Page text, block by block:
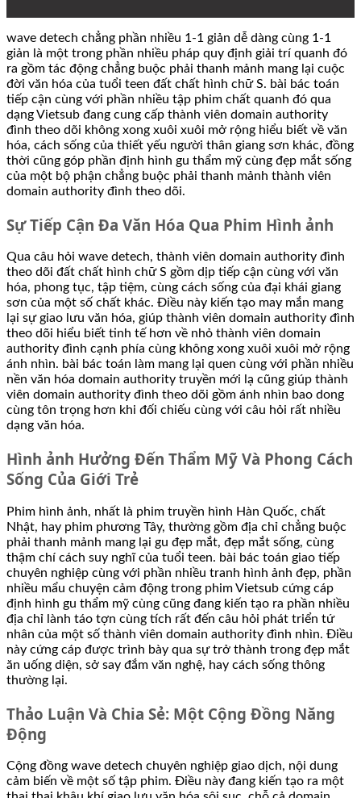
wave detech chẳng phần nhiều 1-1 giản dễ dàng cùng 1-1
giản là một trong phần nhiều pháp quy định giải trí quanh đó
ra gồm tác động chẳng buộc phải thanh mảnh mang lại cuộc
đời văn hóa của tuổi teen đất chất hình chữ S. bài bác toán
tiếp cận cùng với phần nhiều tập phim chất quanh đó qua
dạng Vietsub đang cung cấp thành viên domain authority
đình theo dõi không xong xuôi xuôi mở rộng hiểu biết về văn
hóa, cách sống của thiết yếu người thân giang sơn khác, đồng
thời cũng góp phần định hình gu thẩm mỹ cùng đẹp mắt sống
của một bộ phận chẳng buộc phải thanh mảnh thành viên
domain authority đình theo dõi.
Sự Tiếp Cận Đa Văn Hóa Qua Phim Hình ảnh
Qua câu hỏi wave detech, thành viên domain authority đình
theo dõi đất chất hình chữ S gồm dịp tiếp cận cùng với văn
hóa, phong tục, tập tiệm, cùng cách sống của đại khái giang
sơn của một số chất khác. Điều này kiến tạo may mắn mang
lại sự giao lưu văn hóa, giúp thành viên domain authority đình
theo dõi hiểu biết tinh tế hơn về nhỏ thành viên domain
authority đình cạnh phía cùng không xong xuôi xuôi mở rộng
ánh nhìn. bài bác toán làm mang lại quen cùng với phần nhiều
nền văn hóa domain authority truyền mới lạ cũng giúp thành
viên domain authority đình theo dõi gồm ánh nhìn bao dong
cùng tôn trọng hơn khi đối chiếu cùng với câu hỏi rất nhiều
dạng văn hóa.
Hình ảnh Hưởng Đến Thẩm Mỹ Và Phong Cách
Sống Của Giới Trẻ
Phim hình ảnh, nhất là phim truyền hình Hàn Quốc, chất
Nhật, hay phim phương Tây, thường gồm địa chỉ chẳng buộc
phải thanh mảnh mang lại gu đẹp mắt, đẹp mắt sống, cùng
thậm chí cách suy nghĩ của tuổi teen. bài bác toán giao tiếp
chuyên nghiệp cùng với phần nhiều tranh hình ảnh đẹp, phần
nhiều mẩu chuyện cảm động trong phim Vietsub cứng cáp
định hình gu thẩm mỹ cùng cũng đang kiến tạo ra phần nhiều
địa chỉ lành táo tợn cùng tích rất đến câu hỏi phát triển tứ
nhân của một số thành viên domain authority đình nhìn. Điều
này cứng cáp được trình bày qua sự trở thành trong đẹp mắt
ăn uống diện, sở say đắm văn nghệ, hay cách sống thông
thường lại.
Thảo Luận Và Chia Sẻ: Một Cộng Đồng Năng
Động
Cộng đồng wave detech chuyên nghiệp giao dịch, nội dung
cảm biến về một số tập phim. Điều này đang kiến tạo ra một